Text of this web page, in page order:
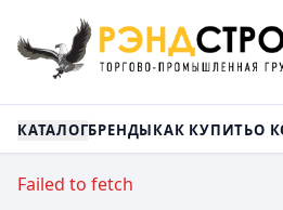
КАТАЛОГБРЕНДЫКАК КУПИТЬО
Failed to fetch